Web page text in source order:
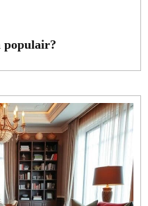
populair?